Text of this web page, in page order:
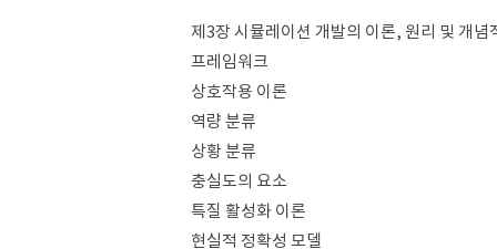
제3장 시뮬레이션 개발의 이론, 원리 및 개념
프레임워크
상호작용 이론
역량 분류
상황 분류
충실도의 요소
특질 활성화 이론
현실적 정확성 모델